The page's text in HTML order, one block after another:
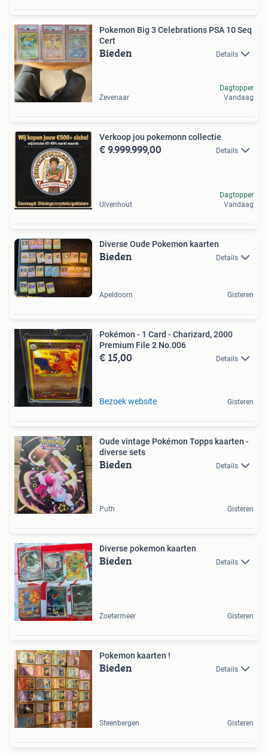
Pokemon Big 3 Celebrations PSA 10 Seq
Cert
Bieden Details
Zevenaar
Dagtopper
Vandaag
Verkoop jou pokemonn collectie
€ 9.999.999,00 Details
Ulvenhout
Dagtopper
Vandaag
Diverse Oude Pokemon kaarten
Bieden Details
Apeldoorn Gisteren
Pokémon - 1 Card - Charizard, 2000
Premium File 2 No.006
€ 15,00 Details
Bezoek website Gisteren
Oude vintage Pokémon Topps kaarten -
diverse sets
Bieden Details
Puth Gisteren
Diverse pokemon kaarten
Bieden Details
Zoetermeer Gisteren
Pokemon kaarten !
Bieden Details
Steenbergen Gisteren